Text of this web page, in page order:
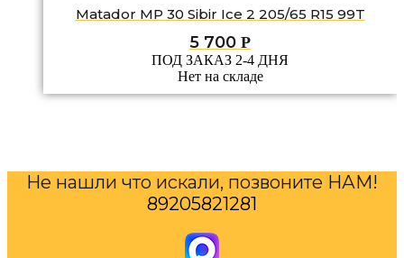
Matador MP 30 Sibir Ice 2 205/65 R15 99T
5 700 Р
ПОД ЗАКАЗ 2-4 ДНЯ
Нет на складе
Не нашли что искали, позвоните НАМ!
89205821281